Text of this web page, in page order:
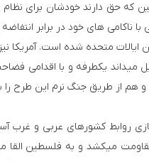
حق دارند خودشان برای نظام
متحده شده است. آمریکا
می­داند یک­طرفه و با اقدامی
از طریق جنگ نرم این طرح را
روابط کشورهای عربی و غرب
می­کشد و به فلسطین القا